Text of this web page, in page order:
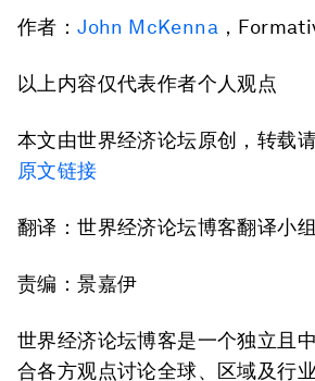
作者：John McKenna ，
以上内容仅代表作者个人观点
本文由世界经济论坛原创，转载
原文链接
翻译：世界经济论坛博客翻译小
责编：景嘉伊
世界经济论坛博客是一个独立且
合各方观点讨论全球、区域及行